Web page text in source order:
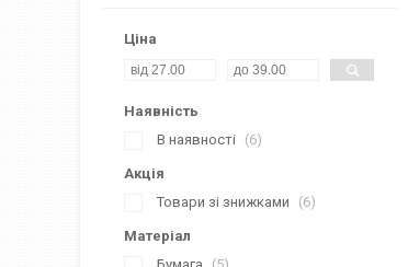
Ціна
Наявність
В наявності
6
Акція
Товари зі знижками
6
Матеріал